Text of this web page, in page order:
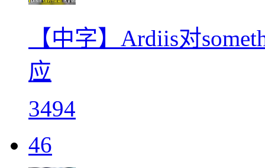
【中字】Ardiis对
应
3494
46